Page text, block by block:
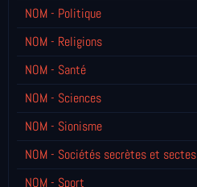
NOM - Politique
NOM - Religions
NOM - Santé
NOM - Sciences
NOM - Sionisme
NOM - Sociétés secrètes et sectes
NOM - Sport